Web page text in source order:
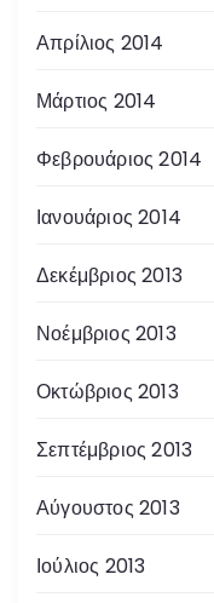
Απρίλιος 2014
Μάρτιος 2014
Φεβρουάριος 2014
Ιανουάριος 2014
Δεκέμβριος 2013
Νοέμβριος 2013
Οκτώβριος 2013
Σεπτέμβριος 2013
Αύγουστος 2013
Ιούλιος 2013